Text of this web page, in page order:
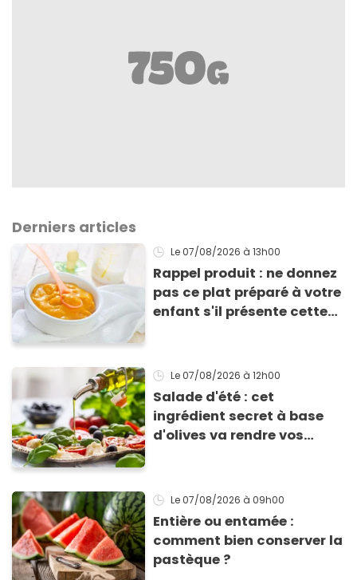
Derniers articles
Le 07/08/2026 à 13h00
Rappel produit : ne donnez
pas ce plat préparé à votre
enfant s'il présente cette
Le 07/08/2026 à 12h00
Salade d'été : cet
ingrédient secret à base
d'olives va rendre vos
Le 07/08/2026 à 09h00
Entière ou entamée :
comment bien conserver la
pastèque ?